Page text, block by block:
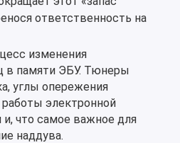
ответственность на
изменения
в памяти ЭБУ. Тюнеры
углы опережения
электронной
и, что самое важное для
наддува.